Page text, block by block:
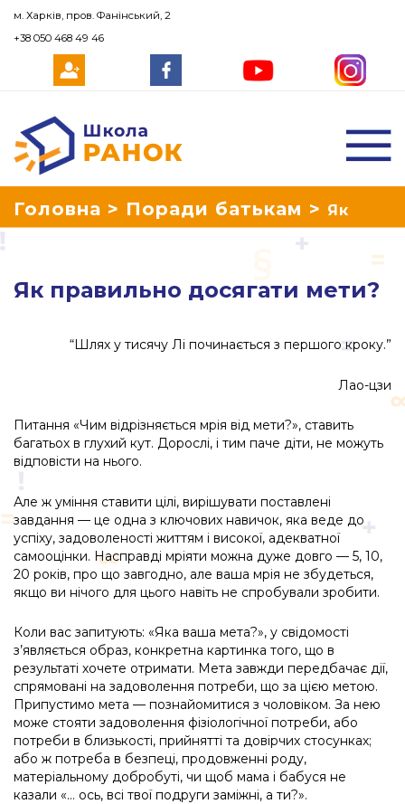
Школа Ранок
Головна > Поради батькам > Як
Як правильно досягати мети?
“Шлях у тисячу Лі починається з першого кроку.”
Лао-цзи
Питання «Чим відрізняється мрія від мети?», ставить
багатьох в глухий кут. Дорослі, і тим паче діти, не можуть
відповісти на нього.
Але ж уміння ставити цілі, вирішувати поставлені
завдання — це одна з ключових навичок, яка веде до
успіху, задоволеності життям і високої, адекватної
самооцінки. Насправді мріяти можна дуже довго — 5, 10,
20 років, про що завгодно, але ваша мрія не збудеться,
якщо ви нічого для цього навіть не спробували зробити.
Коли вас запитують: «Яка ваша мета?», у свідомості
з’являється образ, конкретна картинка того, що в
результаті хочете отримати. Мета завжди передбачає дії,
спрямовані на задоволення потреби, що за цією метою.
Припустимо мета — познайомитися з чоловіком. За нею
може стояти задоволення фізіологічної потреби, або
потреби в близькості, прийнятті та довірчих стосунках;
або ж потреба в безпеці, продовженні роду,
матеріальному добробуті, чи щоб мама і бабуся не
казали «… ось, всі твої подруги заміжні, а ти?».
м. Харків, пров. Фанінський, 2
+38 050 468 49 46